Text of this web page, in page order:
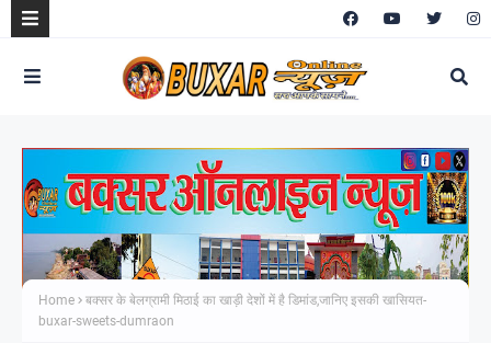
Home
बक्सर के बेलग्रामी मिठाई का खाड़ी देशों में है डिमांड,जानिए इसकी खासियत-
buxar-sweets-dumraon